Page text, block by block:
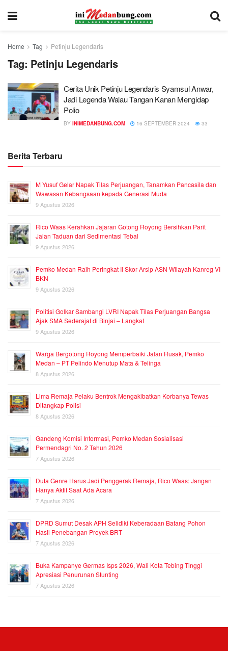
Home Tag Petinju Legendaris
Tag: Petinju Legendaris
Cerita Unik Petinju Legendaris Syamsul Anwar,
Jadi Legenda Walau Tangan Kanan Mengidap
Polio
BY INIMEDANBUNG.COM 16 SEPTEMBER 2024 33
Berita Terbaru
M Yusuf Gelar Napak Tilas Perjuangan, Tanamkan Pancasila dan
Wawasan Kebangsaan kepada Generasi Muda
9 Agustus 2026
Rico Waas Kerahkan Jajaran Gotong Royong Bersihkan Parit
Jalan Taduan dari Sedimentasi Tebal
9 Agustus 2026
Pemko Medan Raih Peringkat II Skor Arsip ASN Wilayah Kanreg VI
BKN
9 Agustus 2026
Politisi Golkar Sambangi LVRI Napak Tilas Perjuangan Bangsa
Ajak SMA Sederajat di Binjai – Langkat
9 Agustus 2026
Warga Bergotong Royong Memperbaiki Jalan Rusak, Pemko
Medan – PT Pelindo Menutup Mata & Telinga
8 Agustus 2026
Lima Remaja Pelaku Bentrok Mengakibatkan Korbanya Tewas
Ditangkap Polisi
8 Agustus 2026
Gandeng Komisi Informasi, Pemko Medan Sosialisasi
Permendagri No. 2 Tahun 2026
7 Agustus 2026
Duta Genre Harus Jadi Penggerak Remaja, Rico Waas: Jangan
Hanya Aktif Saat Ada Acara
7 Agustus 2026
DPRD Sumut Desak APH Selidiki Keberadaan Batang Pohon
Hasil Penebangan Proyek BRT
7 Agustus 2026
Buka Kampanye Germas Isps 2026, Wali Kota Tebing Tinggi
Apresiasi Penurunan Stunting
7 Agustus 2026